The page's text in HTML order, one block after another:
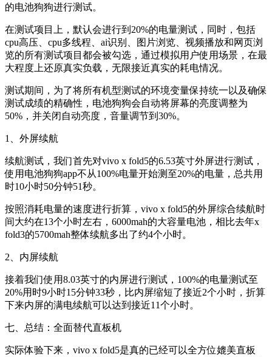
的电池狗狗进行测试。
在测试项目上，默认会进行到20%的电量测试，同时，包括
cpu高压、cpu多线程、ai识别、图片浏览、视频播放和网页浏
览的所有测试项目都会被勾选，通过模拟用户使用场景，在最
大程度上还原真实负载，无限接近真实的耗电情况。
测试期间，为了将所有机型测试的环境变量保持统一以及确保
测试成绩的精确性，电池狗狗会自动将屏幕的亮度调整为
50%，并关闭自动亮度，音量调节到30%。
1、外屏续航
续航测试，我们首先对vivo x fold5的6.53英寸外屏进行测试，
使用电池狗狗app不从100%电量开始测至20%的电量，总共用
时10小时50分钟51秒。
按照消耗电量的速度进行折算，vivo x fold5的外屏综合续航时
间大约在13个小时左右，6000mah的大容量电池，相比去年x
fold3的5700mah整体续航多出了约4个小时。
2、内屏续航
接着我们使用8.03英寸的内屏进行测试，100%的电量测试至
20%用时9小时15分钟33秒，比内屏缩短了接近2个小时，折算
下来内屏的满电续航可以达到接近11个小时。
七、总结：全面替代直板机
实际体验下来，vivo x fold5是真的已经可以全方位媲美直板